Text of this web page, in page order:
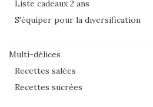
Liste cadeaux 2 ans
S'équiper pour la diversification
Multi-délices
Recettes salées
Recettes sucrées